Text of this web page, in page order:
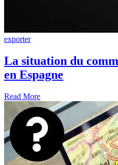
exporter
La situation du
en Espagne
Read More